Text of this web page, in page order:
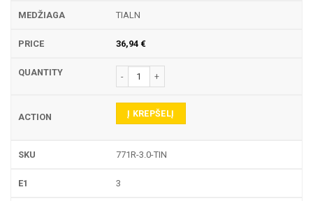
TIALN
36,94 €
produkto kiekis: 771R TEKINIMO PLOKŠTELĖ
Į KREPŠELĮ
771R-3.0-TIN
3